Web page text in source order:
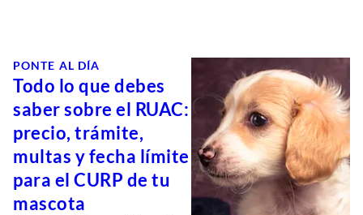
PONTE AL DÍA
Todo lo que debes
saber sobre el RUAC:
precio, trámite,
multas y fecha límite
para el CURP de tu
mascota